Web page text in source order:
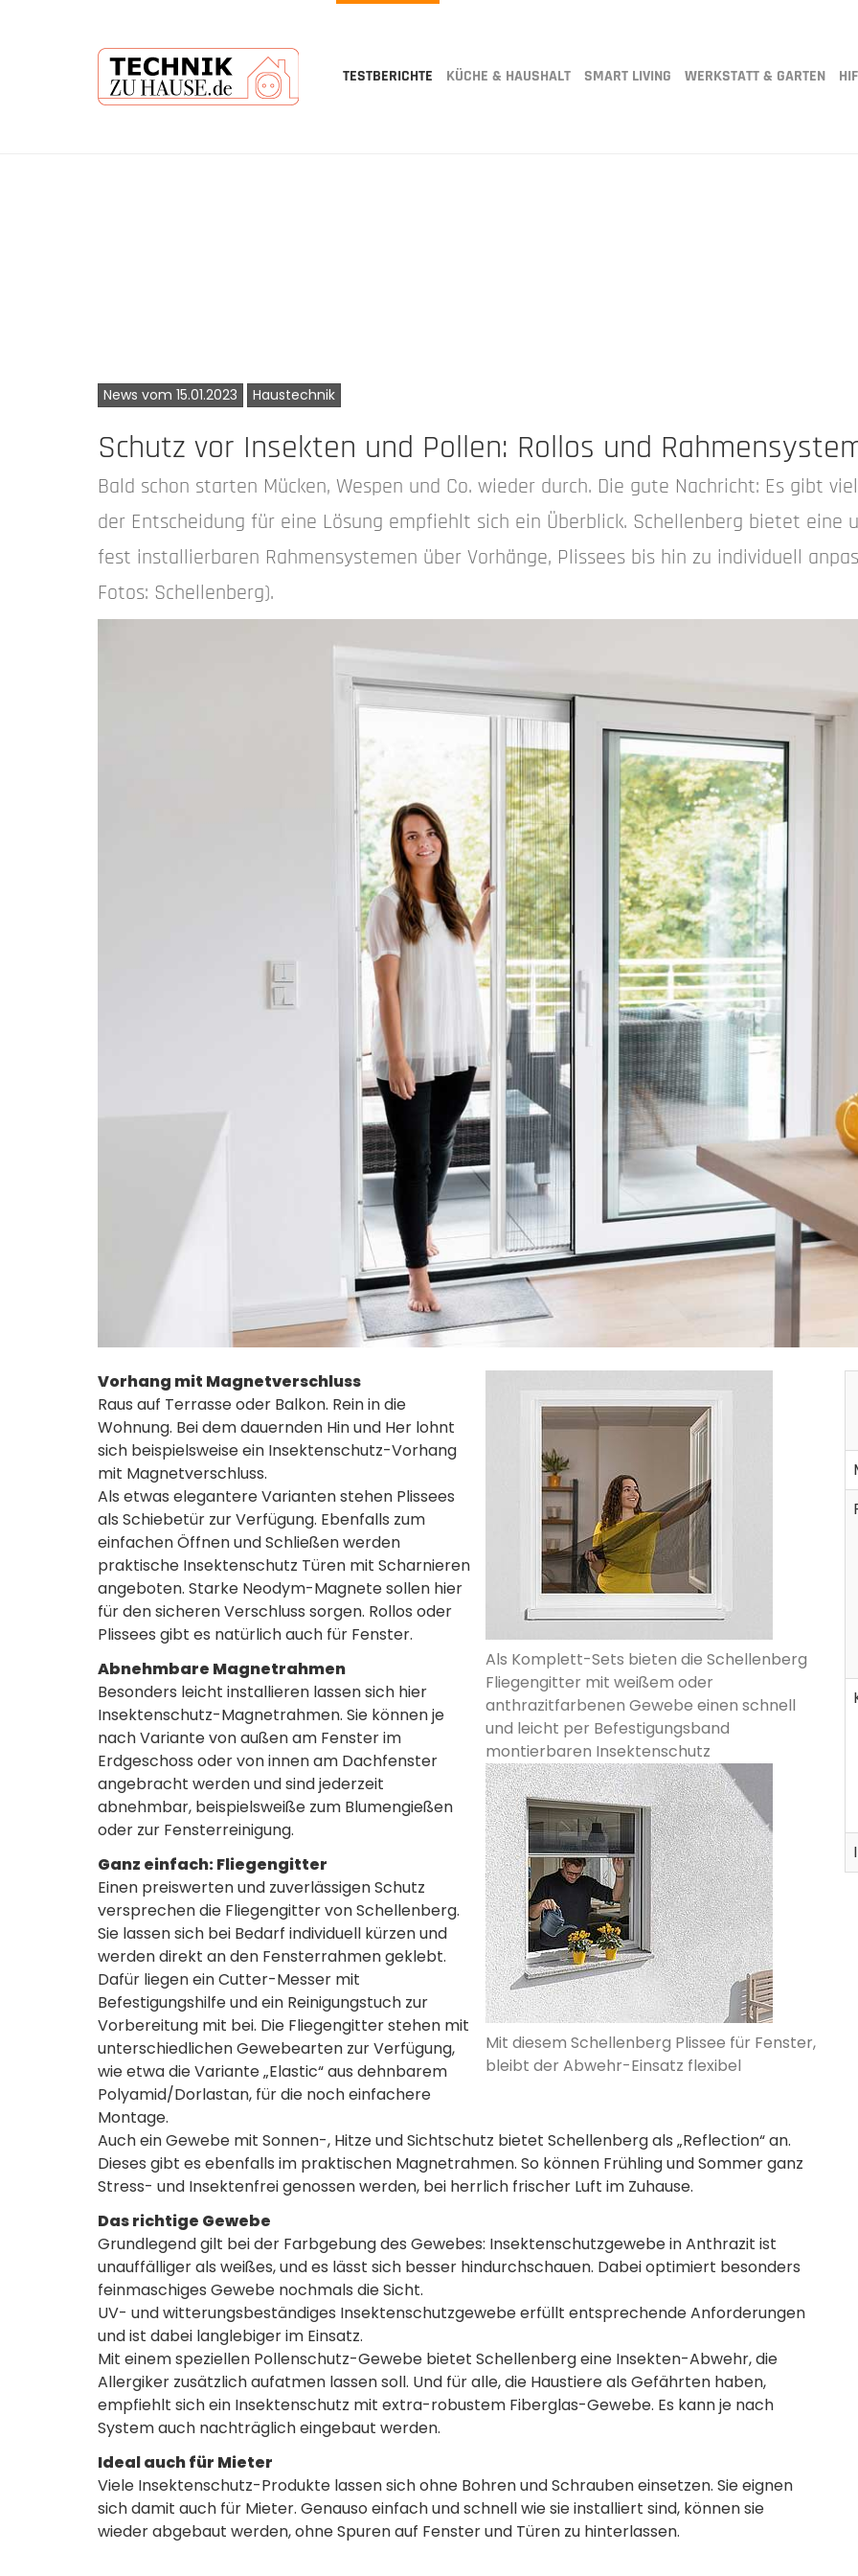
TESTBERICHTE KÜCHE & HAUSHALT SMART LIVING WERKSTATT & GARTEN
News vom 15.01.2023 Haustechnik
Schutz vor Insekten und Pollen: Rollos und
Bald schon starten Mücken, Wespen und Co. wieder durch. Die gute Nachricht: Es gibt
der Entscheidung für eine Lösung empfiehlt sich ein Überblick. Schellenberg bietet eine
fest installierbaren Rahmensystemen über Vorhänge, Plissees bis hin zu individuell
Fotos: Schellenberg).
Als Komplett-Sets bieten die Schellenberg
Fliegengitter mit weißem oder
anthrazitfarbenen Gewebe einen schnell
und leicht per Befestigungsband
montierbaren Insektenschutz
Mit diesem Schellenberg Plissee für Fenster,
bleibt der Abwehr-Einsatz flexibel
Vorhang mit Magnetverschluss
Raus auf Terrasse oder Balkon. Rein in die
Wohnung. Bei dem dauernden Hin und Her lohnt
sich beispielsweise ein Insektenschutz-Vorhang
mit Magnetverschluss.
Als etwas elegantere Varianten stehen Plissees
als Schiebetür zur Verfügung. Ebenfalls zum
einfachen Öffnen und Schließen werden
praktische Insektenschutz Türen mit Scharnieren
angeboten. Starke Neodym-Magnete sollen hier
für den sicheren Verschluss sorgen. Rollos oder
Plissees gibt es natürlich auch für Fenster.
Abnehmbare Magnetrahmen
Besonders leicht installieren lassen sich hier
Insektenschutz-Magnetrahmen. Sie können je
nach Variante von außen am Fenster im
Erdgeschoss oder von innen am Dachfenster
angebracht werden und sind jederzeit
abnehmbar, beispielsweiße zum Blumengießen
oder zur Fensterreinigung.
Ganz einfach: Fliegengitter
Einen preiswerten und zuverlässigen Schutz
versprechen die Fliegengitter von Schellenberg.
Sie lassen sich bei Bedarf individuell kürzen und
werden direkt an den Fensterrahmen geklebt.
Dafür liegen ein Cutter-Messer mit
Befestigungshilfe und ein Reinigungstuch zur
Vorbereitung mit bei. Die Fliegengitter stehen mit
unterschiedlichen Gewebearten zur Verfügung,
wie etwa die Variante „Elastic“ aus dehnbarem
Polyamid/Dorlastan, für die noch einfachere
Montage.
Auch ein Gewebe mit Sonnen-, Hitze und Sichtschutz bietet Schellenberg als „Reflection“ an.
Dieses gibt es ebenfalls im praktischen Magnetrahmen. So können Frühling und Sommer ganz
Stress- und Insektenfrei genossen werden, bei herrlich frischer Luft im Zuhause.
Das richtige Gewebe
Grundlegend gilt bei der Farbgebung des Gewebes: Insektenschutzgewebe in Anthrazit ist
unauffälliger als weißes, und es lässt sich besser hindurchschauen. Dabei optimiert besonders
feinmaschiges Gewebe nochmals die Sicht.
UV- und witterungsbeständiges Insektenschutzgewebe erfüllt entsprechende Anforderungen
und ist dabei langlebiger im Einsatz.
Mit einem speziellen Pollenschutz-Gewebe bietet Schellenberg eine Insekten-Abwehr, die
Allergiker zusätzlich aufatmen lassen soll. Und für alle, die Haustiere als Gefährten haben,
empfiehlt sich ein Insektenschutz mit extra-robustem Fiberglas-Gewebe. Es kann je nach
System auch nachträglich eingebaut werden.
Ideal auch für Mieter
Viele Insektenschutz-Produkte lassen sich ohne Bohren und Schrauben einsetzen. Sie eignen
sich damit auch für Mieter. Genauso einfach und schnell wie sie installiert sind, können sie
wieder abgebaut werden, ohne Spuren auf Fenster und Türen zu hinterlassen.